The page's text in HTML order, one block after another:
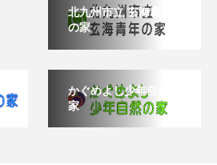
北九州市立 玄海青年
の家
かぐめよし少年自然の
家